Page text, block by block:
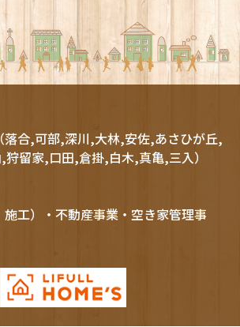
落合,可部,深川,大林,安佐,あさひが丘,
留家,口田,倉掛,白木,真亀,三入）
工）・不動産事業・空き家管理事